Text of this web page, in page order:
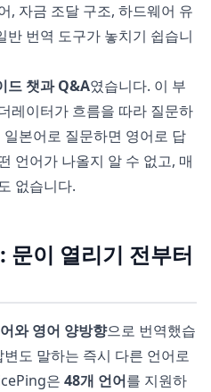
, 자금 조달 구조, 하드웨어 유
번역 도구가 놓치기 쉽습니
드 챗과 Q&A였습니다. 이 부
레이터가 흐름을 따라 질문하
본어로 질문하면 영어로 답
언어가 나올지 알 수 없고, 매
없습니다.
이 열리기 전부터
와 영어 양방향으로 번역했습
도 말하는 즉시 다른 언어로
은 48개 언어를 지원하